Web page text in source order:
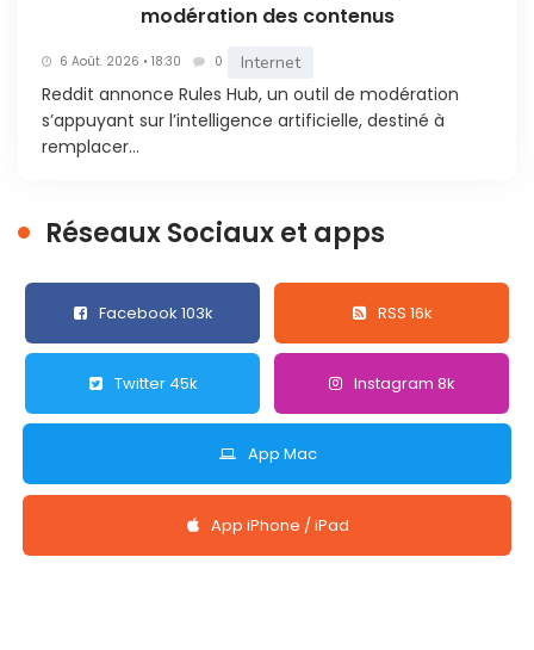
modération des contenus
6 Août. 2026 • 18:30 0 Internet
Reddit annonce Rules Hub, un outil de modération
s’appuyant sur l’intelligence artificielle, destiné à
remplacer...
Réseaux Sociaux et apps
Facebook 103k RSS 16k
Twitter 45k Instagram 8k
App Mac
App iPhone / iPad